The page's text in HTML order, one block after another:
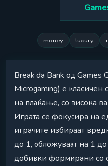
money luxury
Break da Bank од Games
Microgaming) е
на плаќање, со висока
Играта се фокусира на
играчите избираат
до 1, обложуваат на 1
добивки формирани со